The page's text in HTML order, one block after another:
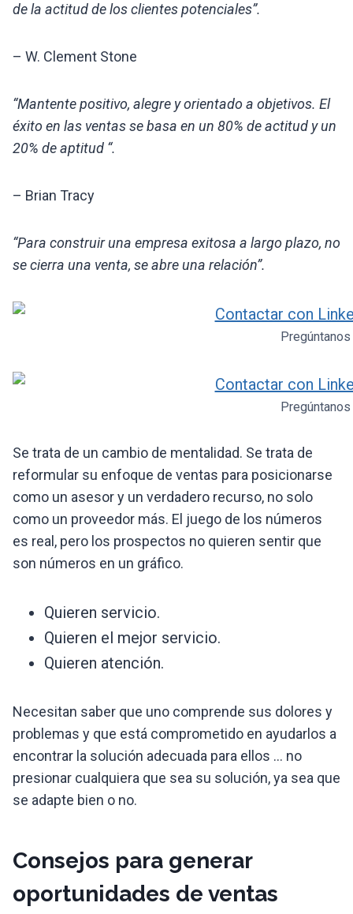
de la actitud de los clientes potenciales”.
– W. Clement Stone
“Mantente positivo, alegre y orientado a objetivos. El
éxito en las ventas se basa en un 80% de actitud y un
20% de aptitud “.
– Brian Tracy
“Para construir una empresa exitosa a largo plazo, no
se cierra una venta, se abre una relación”.
Pregúntanos
Pregúntanos
Se trata de un cambio de mentalidad. Se trata de
reformular su enfoque de ventas para posicionarse
como un asesor y un verdadero recurso, no solo
como un proveedor más. El juego de los números
es real, pero los prospectos no quieren sentir que
son números en un gráfico.
Quieren servicio.
Quieren el mejor servicio.
Quieren atención.
Necesitan saber que uno comprende sus dolores y
problemas y que está comprometido en ayudarlos a
encontrar la solución adecuada para ellos … no
presionar cualquiera que sea su solución, ya sea que
se adapte bien o no.
Consejos para generar
oportunidades de ventas